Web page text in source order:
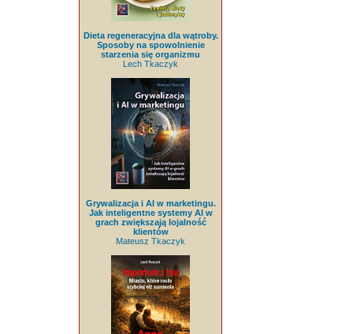
Dieta regeneracyjna dla wątroby.
Sposoby na spowolnienie
starzenia się organizmu
Lech Tkaczyk
Grywalizacja i AI w marketingu.
Jak inteligentne systemy AI w
grach zwiększają lojalność
klientów
Mateusz Tkaczyk